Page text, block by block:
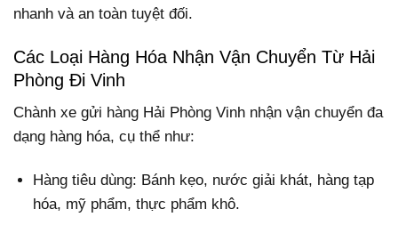
nhanh và an toàn tuyệt đối.
Các Loại Hàng Hóa Nhận Vận Chuyển Từ Hải
Phòng Đi Vinh
Chành xe gửi hàng Hải Phòng Vinh nhận vận chuyển đa
dạng hàng hóa, cụ thể như:
Hàng tiêu dùng: Bánh kẹo, nước giải khát, hàng tạp
hóa, mỹ phẩm, thực phẩm khô.